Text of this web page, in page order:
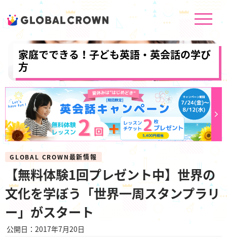
家庭でできる！子ども英語・英会話の学び
方
GLOBAL CROWN最新情報
【無料体験1回プレゼント中】世界の
文化を学ぼう「世界一周スタンプラリ
ー」がスタート
公開日：2017年7月20日